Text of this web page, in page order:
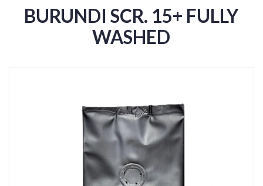
BURUNDI SCR. 15+ FULLY
WASHED